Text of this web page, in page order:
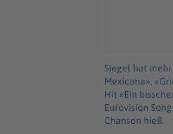
Siegel hat
Mexicana»,
Hit «Ein
Eurovision
Chanson hieß.